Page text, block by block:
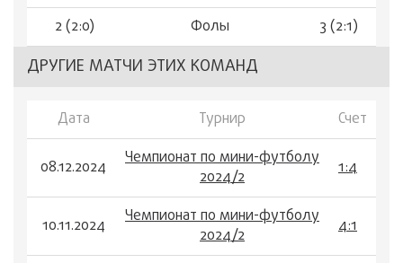
2 (2:0)
Фолы 3 (2:1)
ДРУГИЕ МАТЧИ ЭТИХ КОМАНД
Дата Турнир Счет
08.12.2024
Чемпионат по мини-футболу
2024/2
1:4
10.11.2024
Чемпионат по мини-футболу
2024/2
4:1